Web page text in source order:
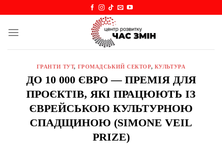
content
ГРАНТИ ТУТ, ГРОМАДСЬКИЙ СЕКТОР, КУЛЬТУРА
ДО 10 000 ЄВРО — ПРЕМІЯ ДЛЯ
ПРОЄКТІВ, ЯКІ ПРАЦЮЮТЬ ІЗ
ЄВРЕЙСЬКОЮ КУЛЬТУРНОЮ
СПАДЩИНОЮ (SIMONE VEIL
PRIZE)